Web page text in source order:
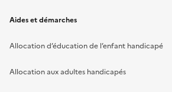
Aides et démarches
Allocation d’éducation de l’enfant handicapé
Allocation aux adultes handicapés